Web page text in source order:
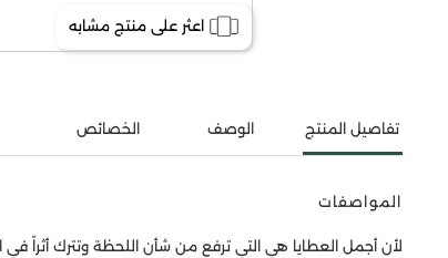
اعثر على منتج مشابه
تفاصيل المنتج الوصف الخصائص
المواصفات
لأن أجمل العطايا هي التي ترفع من شأن اللحظة وتترك أثراً في